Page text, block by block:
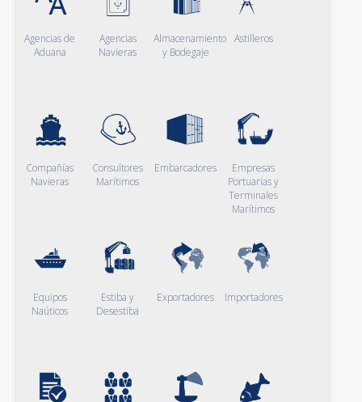
Agencias de
Aduana
Agencias
Navieras
Almacenamiento
y Bodegaje
Astilleros
Compañías
Navieras
Consultores
Marítimos
Embarcadores
Empresas
Portuarias y
Terminales
Marítimos
Equipos
Naúticos
Estiba y
Desestiba
Exportadores Importadores